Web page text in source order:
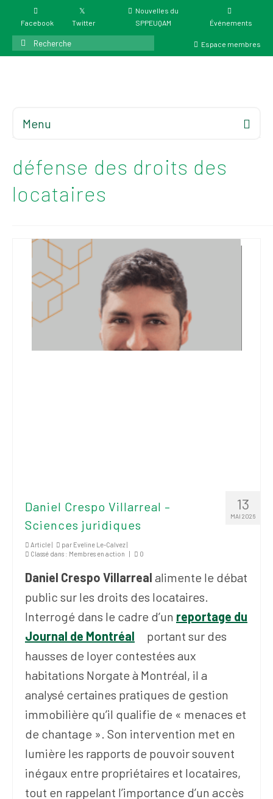
Facebook Twitter
Nouvelles du
SPPEUQAM
Événements
Rechercher
:
Espace membres
Menu
Mandats des comités
syndicaux et
institutionnels
Statuts et
règlements
Politiques
(FNEEQ)
Publications
Nouvelles du
Communiqués
SPPEUQAM@ctualités
et Bilans
Négociation
SCCUQ@
SCCUQ info
SCCUQ intervention
défense des droits des
locataires
13
MAI 2026
Daniel Crespo Villarreal –
Sciences juridiques
Article | par Eveline Le-Calvez|
Classé dans : Membres en action | 0
Daniel Crespo Villarreal alimente le débat
public sur les droits des locataires.
Interrogé dans le cadre d’un reportage du
Journal de Montréal
portant sur des
hausses de loyer contestées aux
habitations Norgate à Montréal, il a
analysé certaines pratiques de gestion
immobilière qu’il qualifie de « menaces et
de chantage ». Son intervention met en
lumière les rapports de pouvoir souvent
inégaux entre propriétaires et locataires,
tout en rappelant l’importance d’un accès